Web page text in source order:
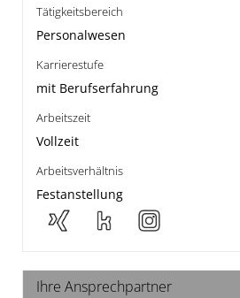
Tätigkeitsbereich
Personalwesen
Karrierestufe
mit Berufserfahrung
Arbeitszeit
Vollzeit
Arbeitsverhältnis
Festanstellung
Ihre Ansprechpartner